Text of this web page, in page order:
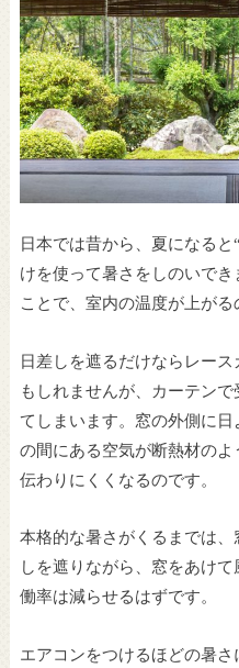
日本では昔から、夏になると
けを使って暑さをしのいで
ことで、室内の温度が上がる
日差しを遮るだけならレー
もしれませんが、カーテン
てしまい ます。窓の外側に
の間にある空気が断熱材の
伝わりにくくなるのです。
本格的な暑さがくるまでは
しを遮りながら、窓をあけ
働率は減らせるはずです。
エアコンをつけるほどの暑